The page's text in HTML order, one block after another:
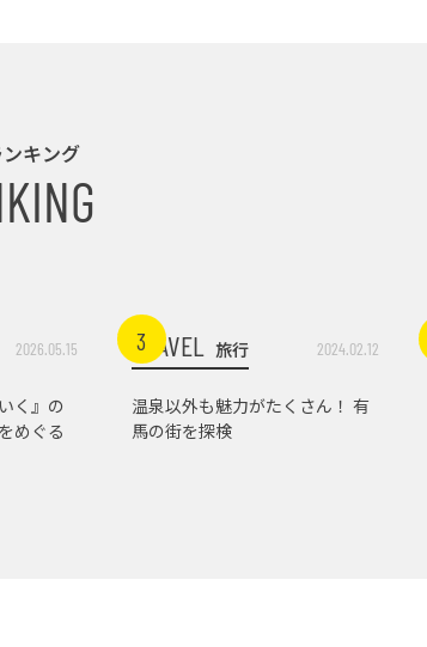
キング
2026.05.15
く』の
めぐる
3
TRAVEL 旅行 2024.02.12
温泉以外も魅力がたくさん！ 有
馬の街を探検